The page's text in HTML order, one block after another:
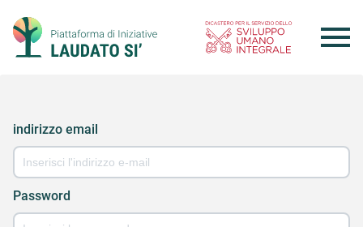
content
indirizzo email
Password